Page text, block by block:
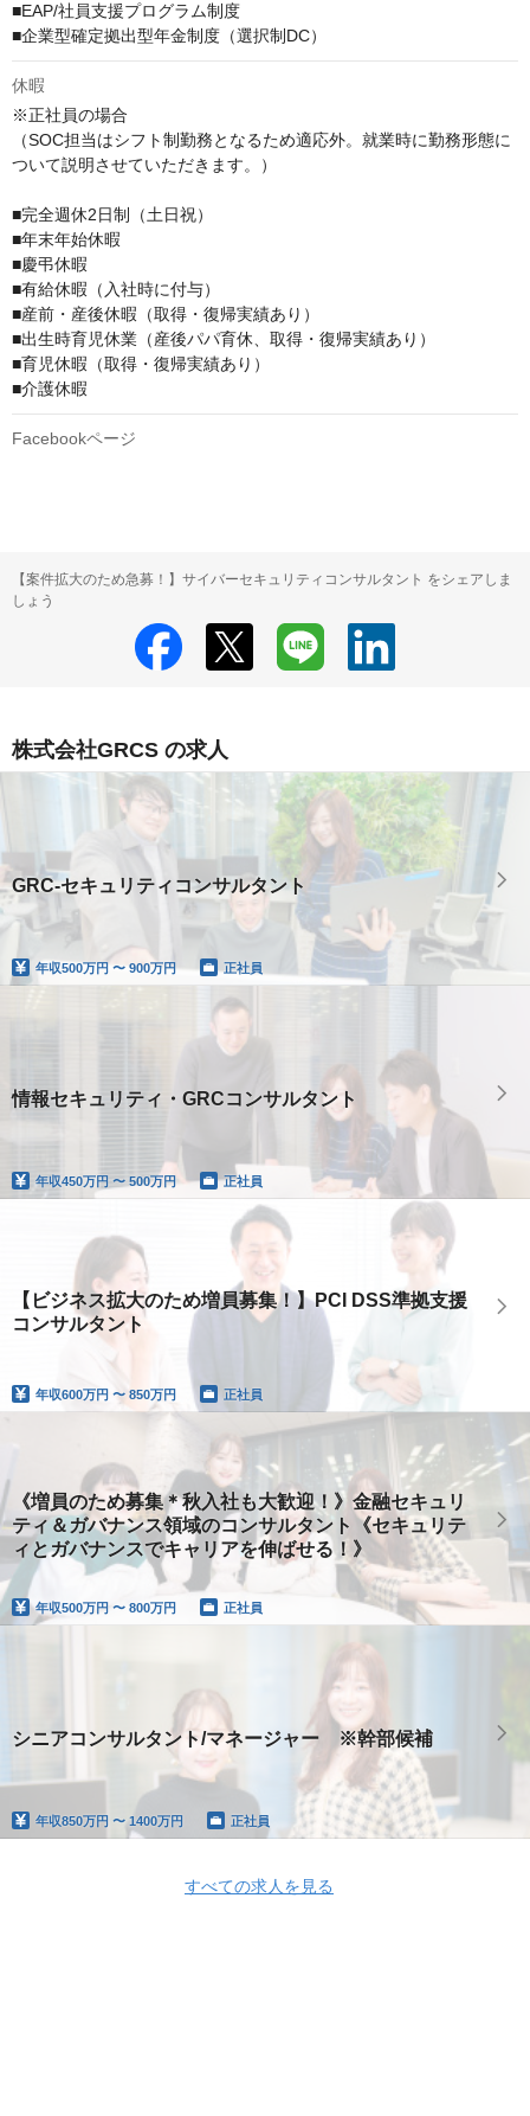
■EAP/社員支援プログラム制度
■企業型確定拠出型年金制度（選択制DC）
休暇
※正社員の場合
（SOC担当はシフト制勤務となるため適応外。就業時に勤務形態に
ついて説明させていただきます。）
■完全週休2日制（土日祝）
■年末年始休暇
■慶弔休暇
■有給休暇（入社時に付与）
■産前・産後休暇（取得・復帰実績あり）
■出生時育児休業（産後パパ育休、取得・復帰実績あり）
■育児休暇（取得・復帰実績あり）
■介護休暇
Facebookページ
【案件拡大のため急募！】サイバーセキュリティコンサルタント をシェアしま
しょう
株式会社GRCS の求人
GRC-セキュリティコンサルタント
年収500万円 〜 900万円 正社員
情報セキュリティ・GRCコンサルタント
年収450万円 〜 500万円 正社員
【ビジネス拡大のため増員募集！】PCI DSS準拠支援
コンサルタント
年収600万円 〜 850万円 正社員
《増員のため募集＊秋入社も大歓迎！》金融セキュリ
ティ＆ガバナンス領域のコンサルタント《セキュリテ
ィとガバナンスでキャリアを伸ばせる！》
年収500万円 〜 800万円 正社員
シニアコンサルタント/マネージャー ※幹部候補
年収850万円 〜 1400万円 正社員
すべての求人を見る